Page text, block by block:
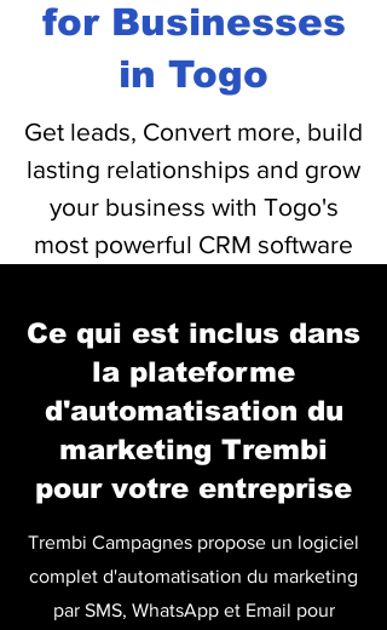
for Businesses
in Togo
Get leads, Convert more, build
lasting relationships and grow
your business with Togo's
most powerful CRM software
Ce qui est inclus dans
la plateforme
d'automatisation du
marketing Trembi
pour votre entreprise
Trembi Campagnes propose un logiciel
complet d'automatisation du marketing
par SMS, WhatsApp et Email pour